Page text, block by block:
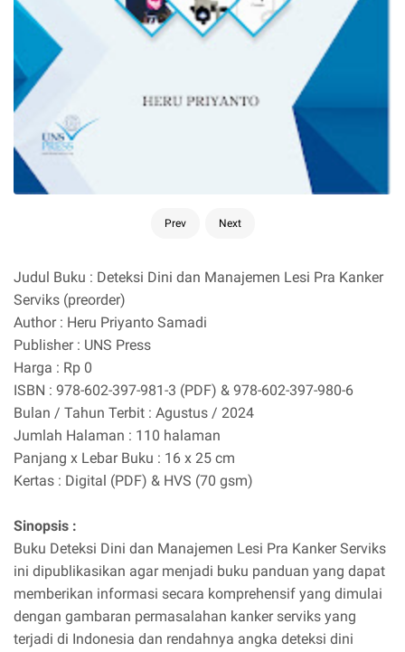
Prev Next
Judul Buku : Deteksi Dini dan Manajemen Lesi Pra Kanker
Serviks (preorder)
Author : Heru Priyanto Samadi
Publisher : UNS Press
Harga : Rp 0
ISBN : 978-602-397-981-3 (PDF) & 978-602-397-980-6
Bulan / Tahun Terbit : Agustus / 2024
Jumlah Halaman : 110 halaman
Panjang x Lebar Buku : 16 x 25 cm
Kertas : Digital (PDF) & HVS (70 gsm)
Sinopsis :
Buku Deteksi Dini dan Manajemen Lesi Pra Kanker Serviks
ini dipublikasikan agar menjadi buku panduan yang dapat
memberikan informasi secara komprehensif yang dimulai
dengan gambaran permasalahan kanker serviks yang
terjadi di Indonesia dan rendahnya angka deteksi dini